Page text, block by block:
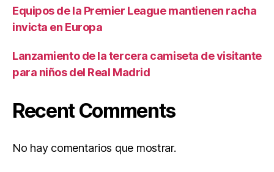
Equipos de la Premier League mantienen racha
invicta en Europa
Lanzamiento de la tercera camiseta de visitante
para niños del Real Madrid
Recent Comments
No hay comentarios que mostrar.